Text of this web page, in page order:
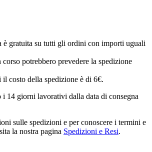
è gratuita su tutti gli ordini con importi uguali
potrebbero prevedere la spedizione
costo della spedizione è di 6€.
i 14 giorni lavorativi dalla data di consegna
sulle spedizioni e per conoscere i termini e
la nostra pagina Spedizioni e Resi.